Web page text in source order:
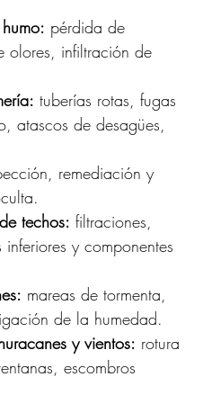
pérdida de
olores, infiltración de
tuberías rotas, fugas
atascos de desagües,
remediación y
techos: filtraciones,
y componentes
mareas de tormenta,
de la humedad.
y vientos: rotura
escombros